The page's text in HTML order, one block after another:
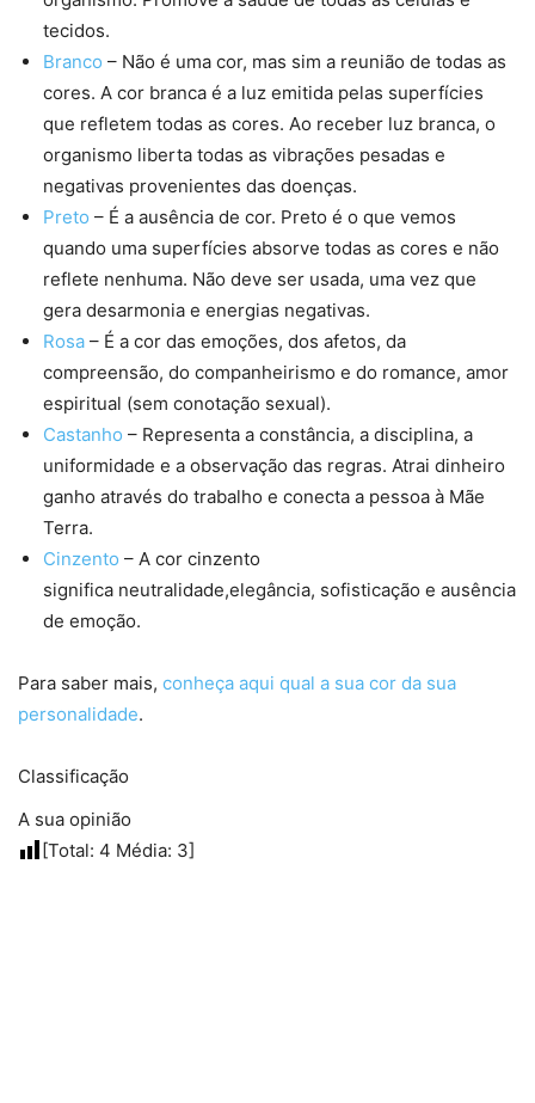
tecidos.
Branco – Não é uma cor, mas sim a reunião de todas as
cores. A cor branca é a luz emitida pelas superfícies
que refletem todas as cores. Ao receber luz branca, o
organismo liberta todas as vibrações pesadas e
negativas provenientes das doenças.
Preto – É a ausência de cor. Preto é o que vemos
quando uma superfícies absorve todas as cores e não
reflete nenhuma. Não deve ser usada, uma vez que
gera desarmonia e energias negativas.
Rosa – É a cor das emoções, dos afetos, da
compreensão, do companheirismo e do romance, amor
espiritual (sem conotação sexual).
Castanho – Representa a constância, a disciplina, a
uniformidade e a observação das regras. Atrai dinheiro
ganho através do trabalho e conecta a pessoa à Mãe
Terra.
Cinzento – A cor cinzento
significa neutralidade,elegância, sofisticação e ausência
de emoção.
Para saber mais, conheça aqui qual a sua cor da sua
personalidade.
Classificação
A sua opinião
[Total: 4 Média: 3]